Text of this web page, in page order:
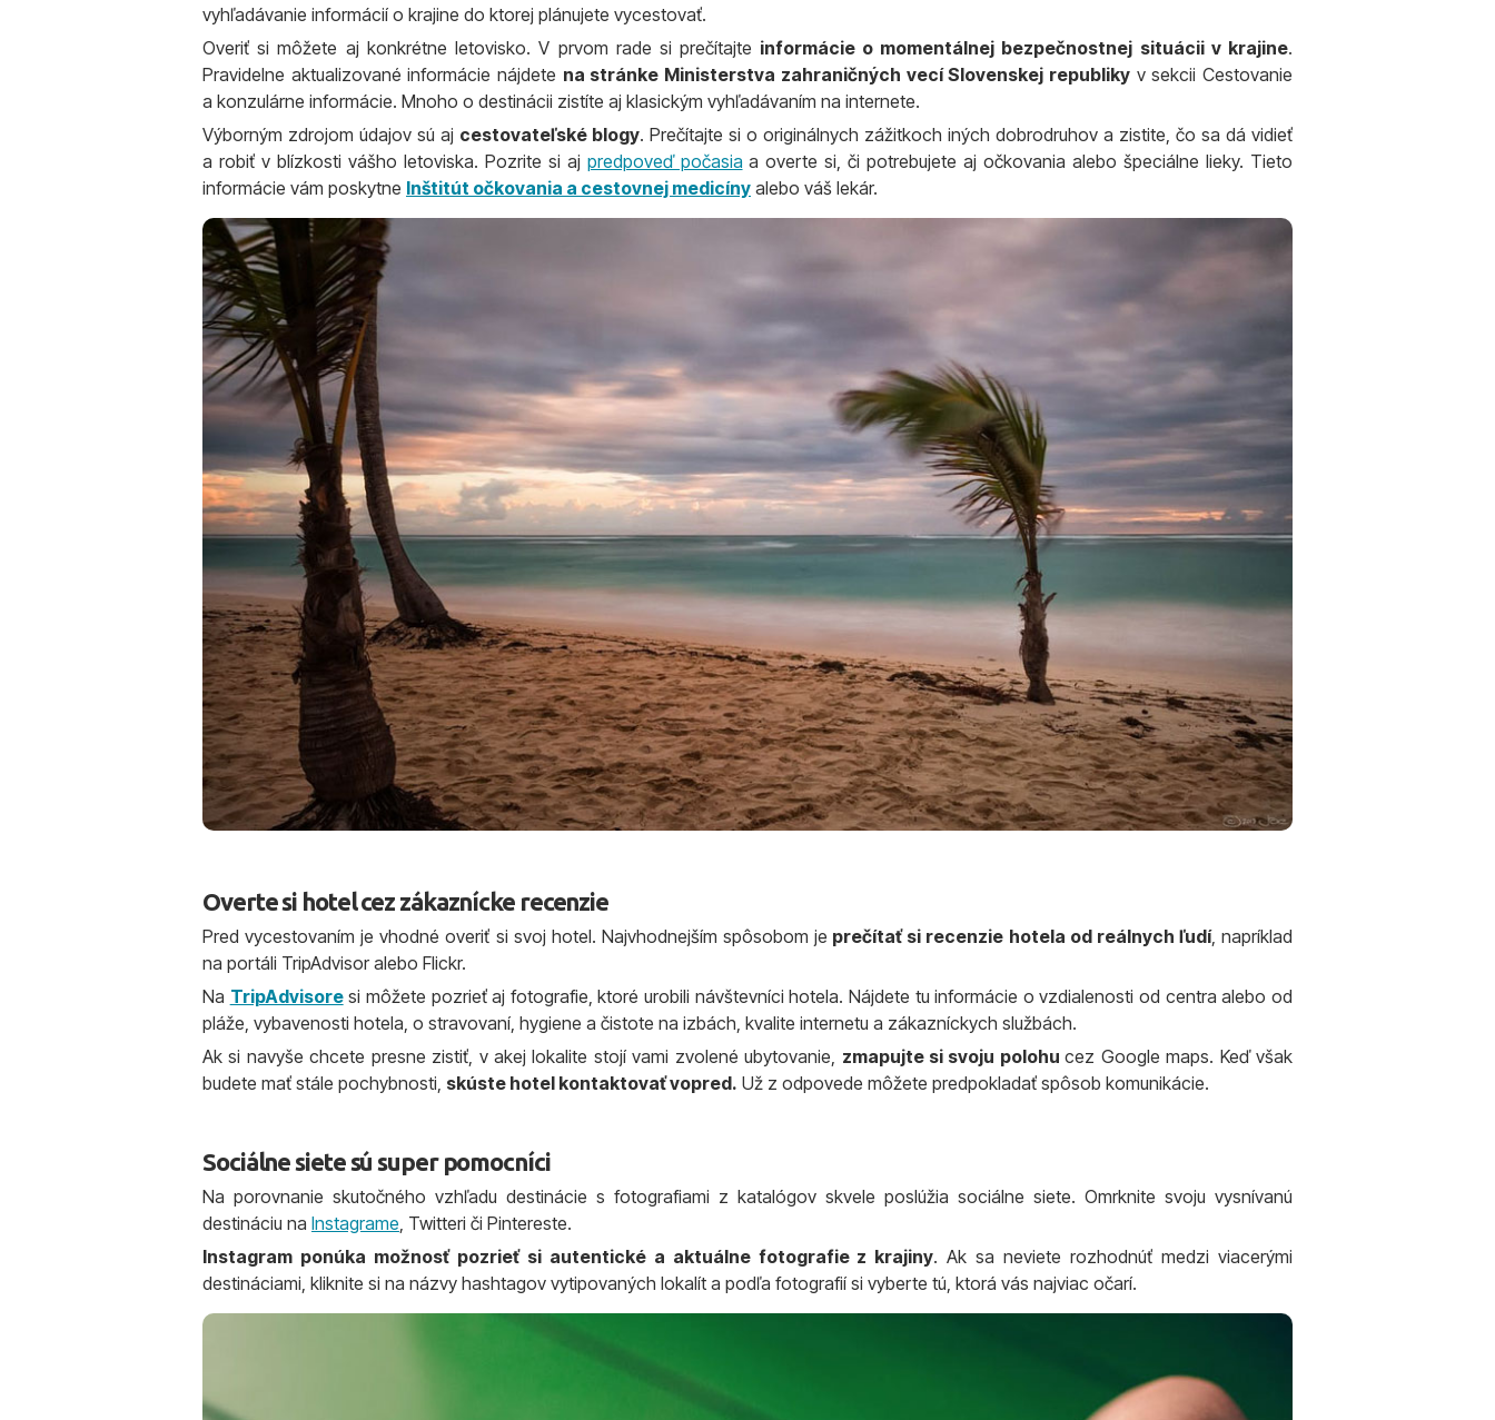
vyhľadávanie informácií o krajine do ktorej plánujete vycestovať.
Overiť si môžete aj konkrétne letovisko. V prvom rade si prečítajte informácie o momentálnej bezpečnostnej situácii v krajine.
Pravidelne aktualizované informácie nájdete na stránke Ministerstva zahraničných vecí Slovenskej republikyv sekcii Cestovanie
a konzulárne informácie. Mnoho o destinácii zistíte aj klasickým vyhľadávaním na internete.
Výborným zdrojom údajov sú aj cestovateľské blogy. Prečítajte si o originálnych zážitkoch iných dobrodruhov a zistite, čo sa dá vidieť
a robiť v blízkosti vášho letoviska. Pozrite si aj predpoveď počasia a overte si, či potrebujete aj očkovania alebo špeciálne lieky. Tieto
informácie vám poskytne Inštitút očkovania a cestovnej medicíny alebo váš lekár.
Overte si hotel cez zákaznícke recenzie
Pred vycestovaním je vhodné overiť si svoj hotel. Najvhodnejším spôsobom je prečítať si recenzie hotela od reálnych ľudí, napríklad
na portáli TripAdvisor alebo Flickr.
Na TripAdvisoresi môžete pozrieť aj fotografie, ktoré urobili návštevníci hotela. Nájdete tu informácie o vzdialenosti od centra alebo od
pláže, vybavenosti hotela, o stravovaní, hygiene a čistote na izbách, kvalite internetu a zákazníckych službách.
Ak si navyše chcete presne zistiť, v akej lokalite stojí vami zvolené ubytovanie, zmapujte si svoju polohucez Google maps. Keď však
budete mať stále pochybnosti, skúste hotel kontaktovať vopred. Už z odpovede môžete predpokladať spôsob komunikácie.
Sociálne siete sú super pomocníci
Na porovnanie skutočného vzhľadu destinácie s fotografiami z katalógov skvele poslúžia sociálne siete. Omrknite svoju vysnívanú
destináciu na Instagrame, Twitteri či Pintereste.
Instagram ponúka možnosť pozrieť si autentické a aktuálne fotografie z krajiny. Ak sa neviete rozhodnúť medzi viacerými
destináciami, kliknite si na názvy hashtagov vytipovaných lokalít a podľa fotografií si vyberte tú, ktorá vás najviac očarí.